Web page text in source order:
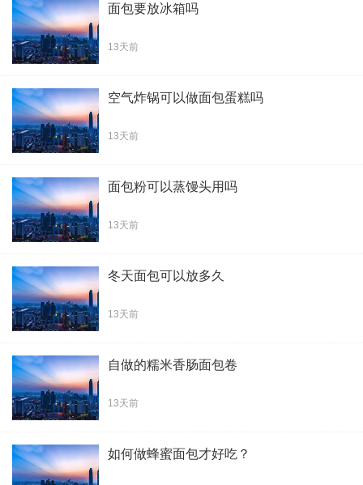
面包要放冰箱吗
13天前
空气炸锅可以做面包蛋糕吗
13天前
面包粉可以蒸馒头用吗
13天前
冬天面包可以放多久
13天前
自做的糯米香肠面包卷
13天前
如何做蜂蜜面包才好吃？